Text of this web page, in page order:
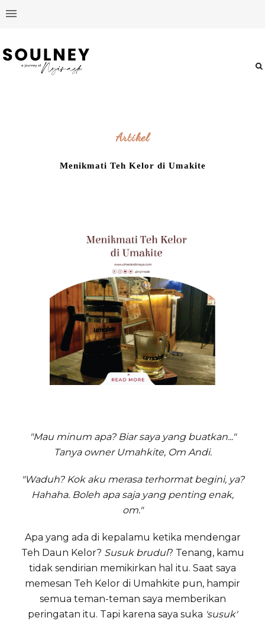
Artikel
Menikmati Teh Kelor di Umakite
"Mau minum apa? Biar saya yang buatkan..."
Tanya owner Umahkite, Om Andi.
"Waduh? Kok aku merasa terhormat begini, ya?
Hahaha. Boleh apa saja yang penting enak,
om."
Apa yang ada di kepalamu ketika mendengar
Teh Daun Kelor? Susuk brudul? Tenang, kamu
tidak sendirian memikirkan hal itu. Saat saya
memesan Teh Kelor di Umahkite pun, hampir
semua teman-teman saya memberikan
peringatan itu. Tapi karena saya suka 'susuk'